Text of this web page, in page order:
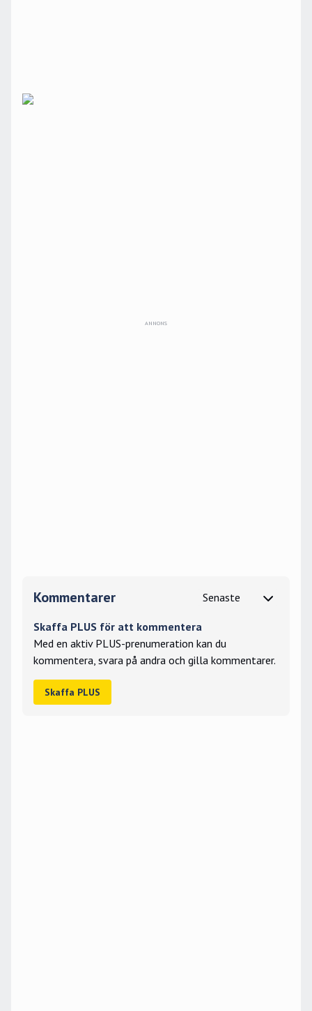
Kommentarer
Skaffa PLUS för att kommentera
Med en aktiv PLUS-prenumeration kan du
kommentera, svara på andra och gilla kommentarer.
Skaffa PLUS